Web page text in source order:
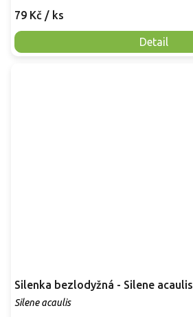
79 Kč / ks
Detail
Silenka bezlodyžná - Silene acaulis
Silene acaulis